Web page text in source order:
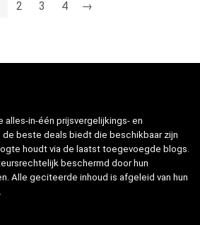
2 3 4 →
alles-in-één prijsvergelijkings- en
beste deals biedt die beschikbaar zijn
houdt via de laatst toegevoegde blogs.
beschermd door hun
Alle geciteerde inhoud is afgeleid van hun